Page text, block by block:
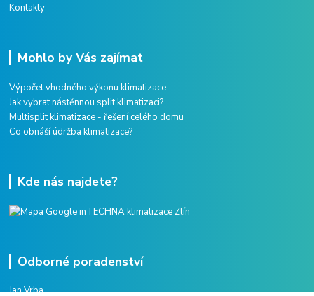
Kontakty
Mohlo by Vás zajímat
Výpočet vhodného výkonu klimatizace
Jak vybrat nástěnnou split klimatizaci?
Multisplit klimatizace - řešení celého domu
Co obnáší údržba klimatizace?
Kde nás najdete?
Odborné poradenství
Jan Vrba